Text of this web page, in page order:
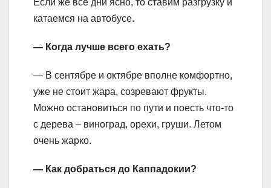
катаемся на автобусе.
— Когда лучше всего ехать?
— В сентябре и октябре вполне комфортно,
уже не стоит жара, созревают фрукты.
Можно остановиться по пути и поесть что-то
с дерева – виноград, орехи, груши. Летом
очень жарко.
— Как добраться до Каппадокии?